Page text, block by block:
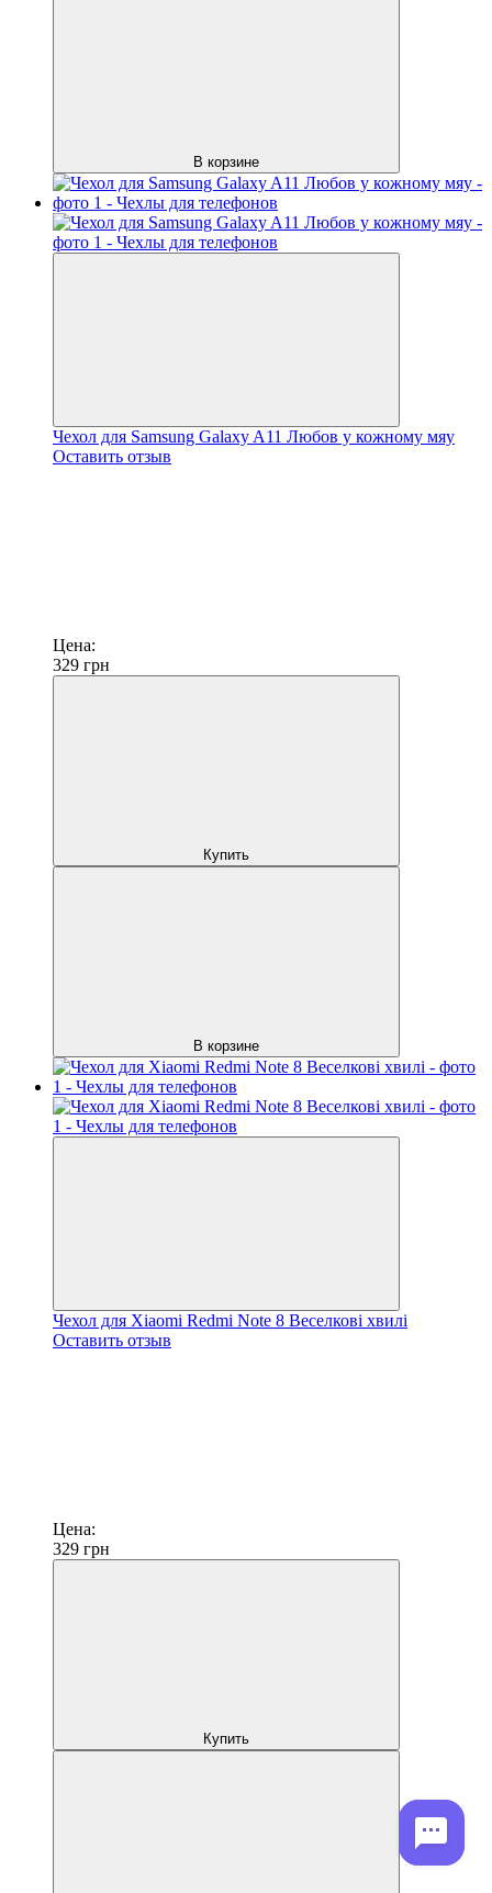
В корзине
Чехол для Samsung Galaxy A11 Любов у кожному мяу
Оставить отзыв
Цена:
329 грн
Купить
В корзине
Чехол для Xiaomi Redmi Note 8 Веселкові хвилі
Оставить отзыв
Цена:
329 грн
Купить